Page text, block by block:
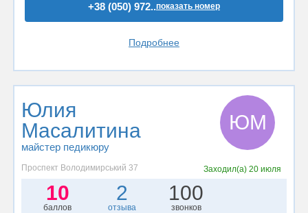
+38 (050) 972..показать номер
Подробнее
Юлия
Масалитина
майстер педикюру
ЮМ
Проспект Володимирський 37 Заходил(а)20 июля
10
баллов
2
отзыва
100
звонков